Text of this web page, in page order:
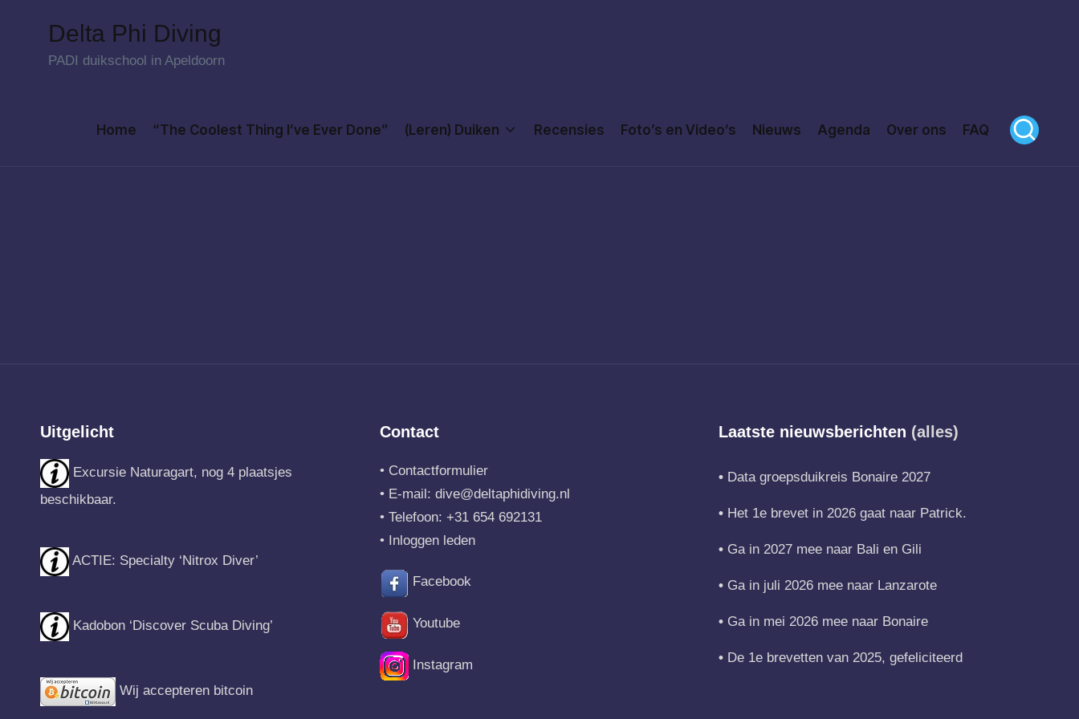
Delta Phi Diving
PADI duikschool in Apeldoorn
Home “The Coolest Thing I’ve Ever Done” (Leren) Duiken Recensies Foto’s en Video’s Nieuws Agenda Over ons FAQ
Uitgelicht
Excursie Naturagart, nog 4 plaatsjes
beschikbaar.
ACTIE: Specialty ‘Nitrox Diver’
Kadobon ‘Discover Scuba Diving’
Wij accepteren bitcoin
Contact
• Contactformulier
• E-mail: dive@deltaphidiving.nl
• Telefoon: +31 654 692131
• Inloggen leden
Facebook
Youtube
Instagram
Laatste nieuwsberichten (alles)
Data groepsduikreis Bonaire 2027
Het 1e brevet in 2026 gaat naar Patrick.
Ga in 2027 mee naar Bali en Gili
Ga in juli 2026 mee naar Lanzarote
Ga in mei 2026 mee naar Bonaire
De 1e brevetten van 2025, gefeliciteerd